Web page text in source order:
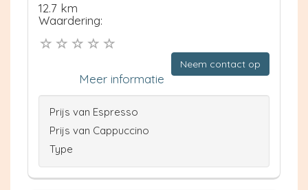
12.7 km
Waardering:
Neem contact op
Meer informatie
Prijs van Espresso
Prijs van Cappuccino
Type